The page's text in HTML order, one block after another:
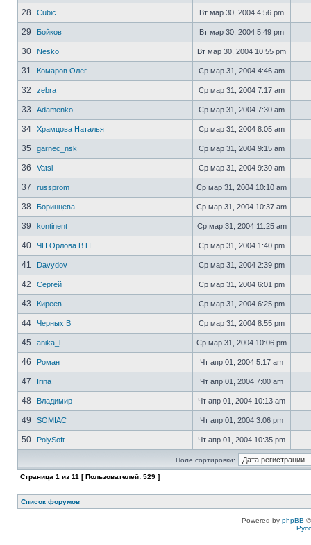
28 Cubic Вт мар 30, 2004 4:56 pm
29 Бойков Вт мар 30, 2004 5:49 pm
30 Nesko Вт мар 30, 2004 10:55 pm
31 Комаров Олег Ср мар 31, 2004 4:46 am
32 zebra Ср мар 31, 2004 7:17 am
33 Adamenko Ср мар 31, 2004 7:30 am
34 Храмцова Наталья Ср мар 31, 2004 8:05 am
35 garnec_nsk Ср мар 31, 2004 9:15 am
36 Vatsi Ср мар 31, 2004 9:30 am
37 russprom Ср мар 31, 2004 10:10 am
38 Боринцева Ср мар 31, 2004 10:37 am
39 kontinent Ср мар 31, 2004 11:25 am
40 ЧП Орлова В.Н. Ср мар 31, 2004 1:40 pm
41 Davydov Ср мар 31, 2004 2:39 pm
42 Сергей Ср мар 31, 2004 6:01 pm
43 Киреев Ср мар 31, 2004 6:25 pm
44 Черных В Ср мар 31, 2004 8:55 pm
45 anika_l Ср мар 31, 2004 10:06 pm
46 Роман Чт апр 01, 2004 5:17 am
47 Irina Чт апр 01, 2004 7:00 am
48 Владимир Чт апр 01, 2004 10:13 am
49 SOMIAC Чт апр 01, 2004 3:06 pm
50 PolySoft Чт апр 01, 2004 10:35 pm
Поле сортировки:
Страница 1 из 11 [ Пользователей: 529 ]
Список форумов
Powered by phpBB